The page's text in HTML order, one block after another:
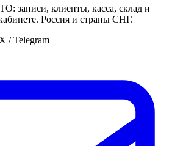
записи, клиенты, касса, склад и
Россия и страны СНГ.
/ Telegram